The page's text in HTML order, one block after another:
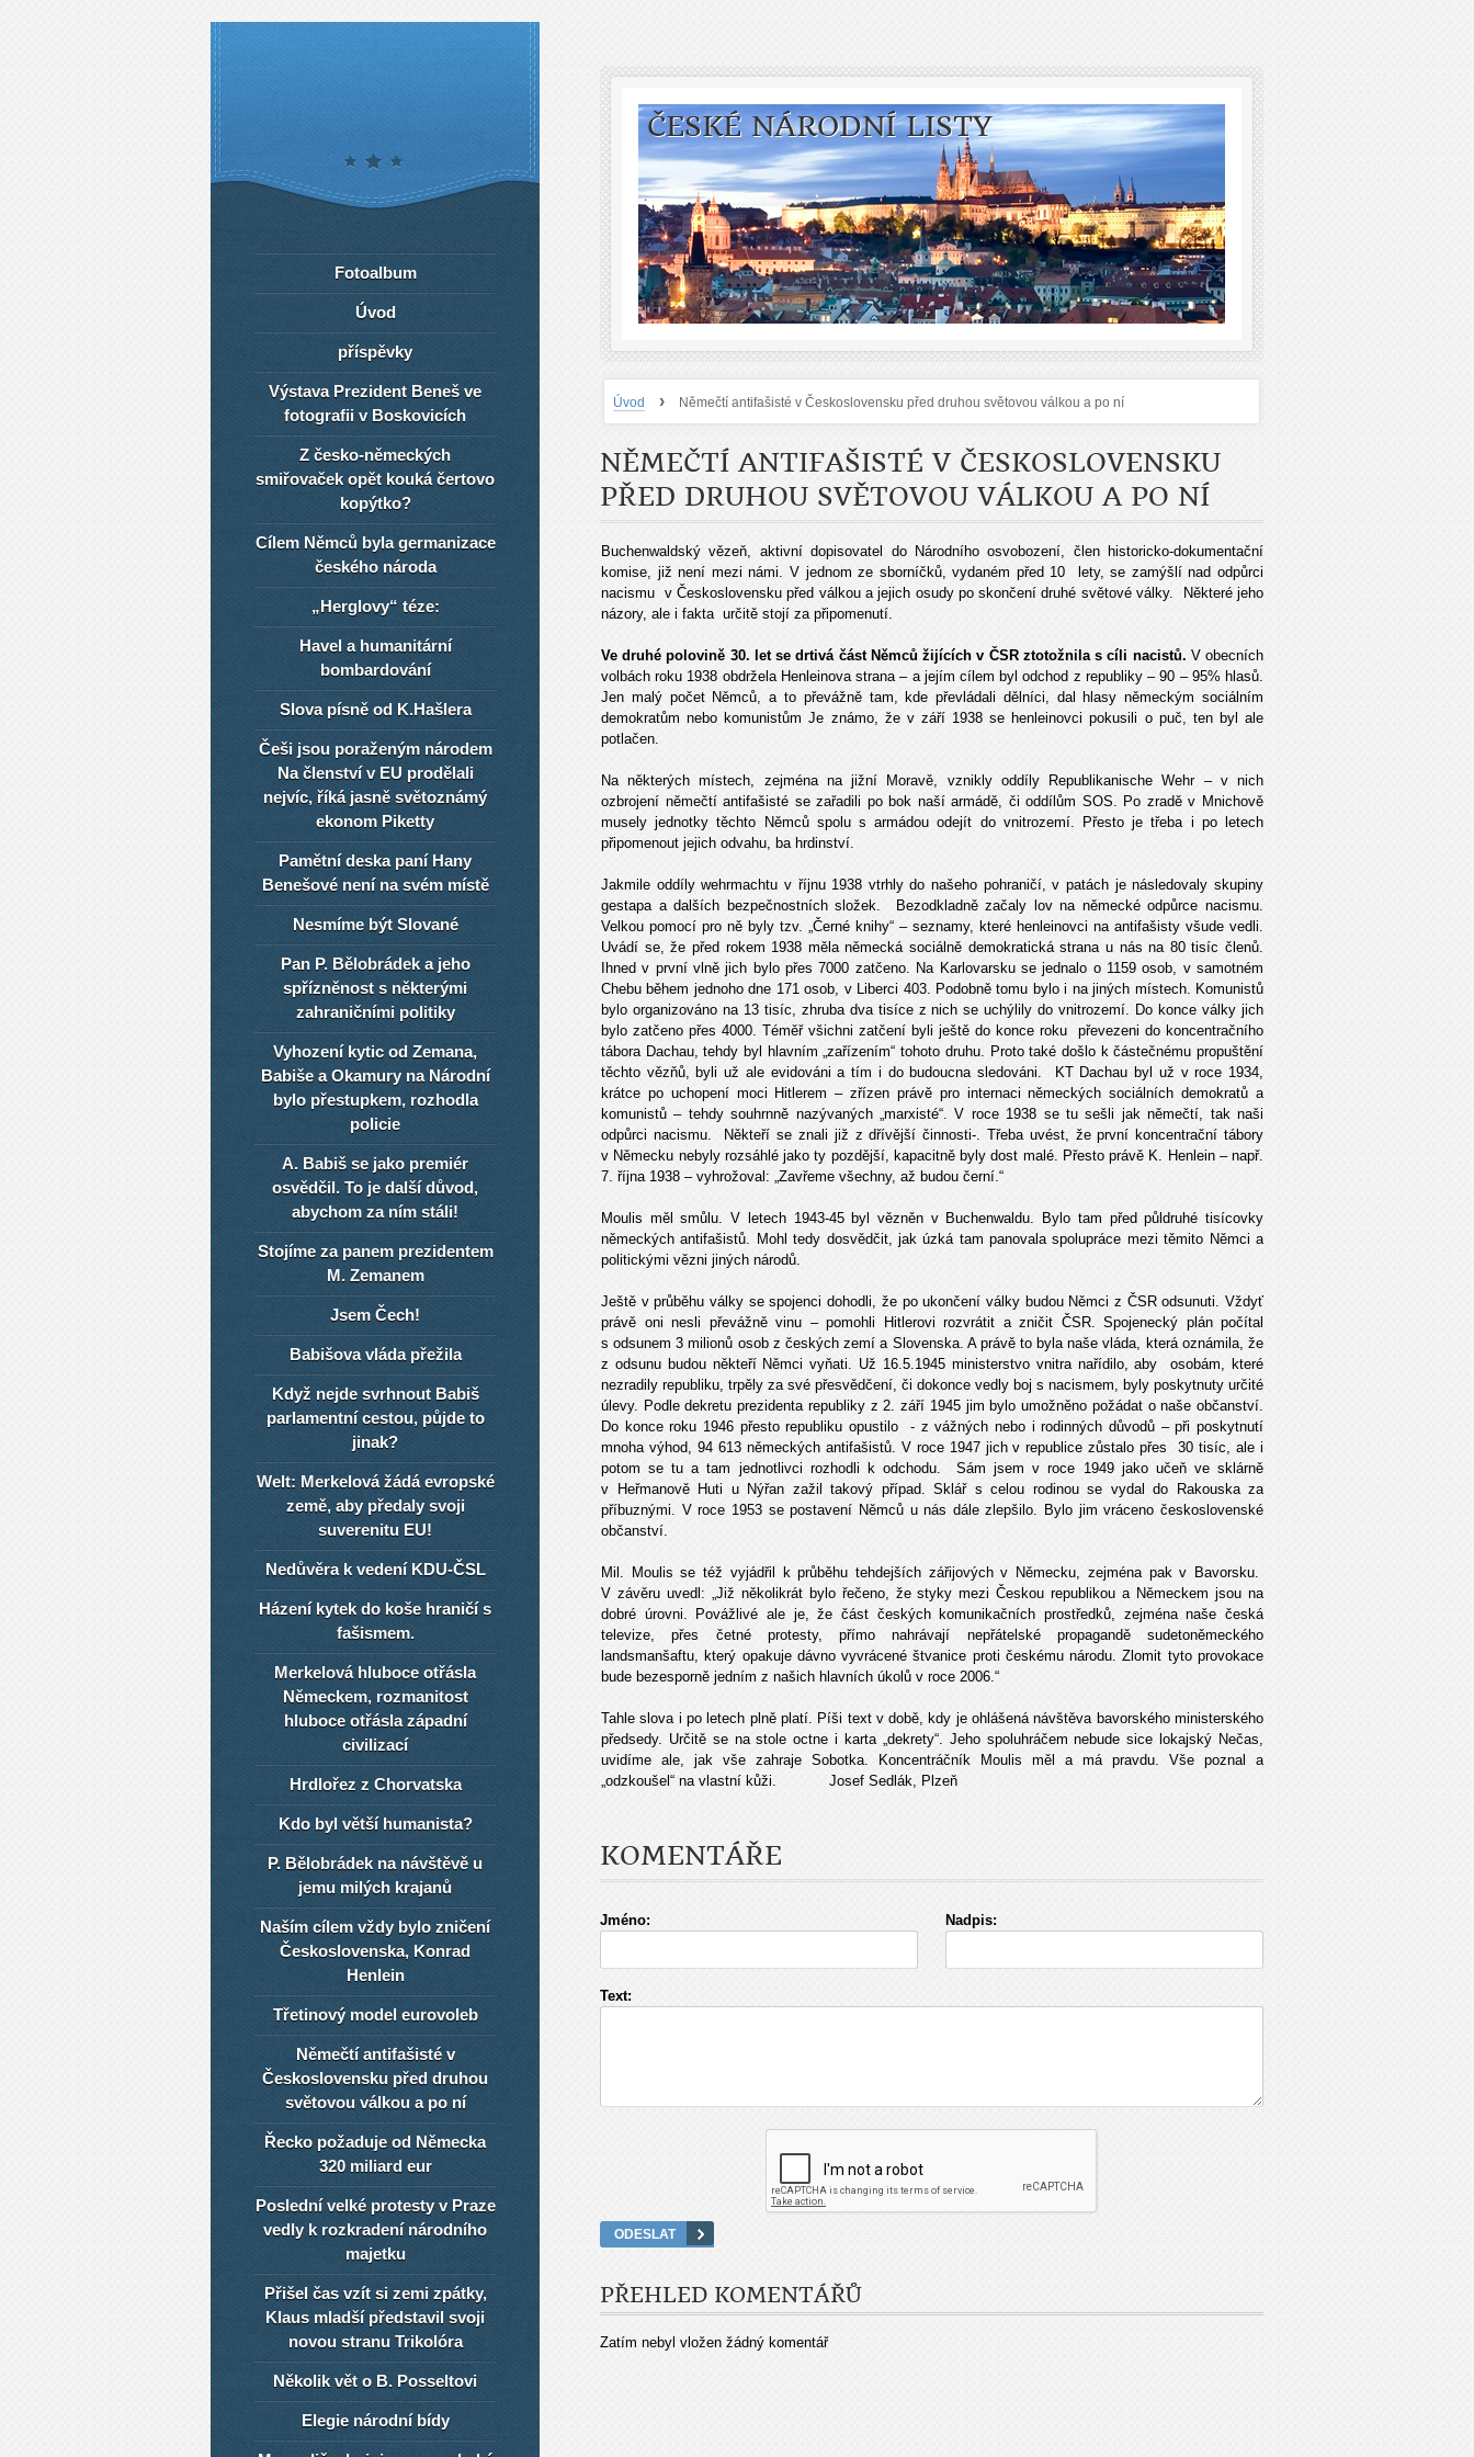
ČESKÉ NÁRODNÍ LISTY
Úvod › Němečtí antifašisté v Československu před druhou světovou válkou a po ní
NĚMEČTÍ ANTIFAŠISTÉ V ČESKOSLOVENSKU
PŘED DRUHOU SVĚTOVOU VÁLKOU A PO NÍ
Buchenwaldský vězeň, aktivní dopisovatel do Národního osvobození, člen historicko-dokumentační
komise, již není mezi námi. V jednom ze sborníčků, vydaném před 10 lety, se zamýšlí nad odpůrci
nacismu v Československu před válkou a jejich osudy po skončení druhé světové války. Některé jeho
názory, ale i fakta určitě stojí za připomenutí.
Ve druhé polovině 30. let se drtivá část Němců žijících v ČSR ztotožnila s cíli nacistů. V obecních
volbách roku 1938 obdržela Henleinova strana – a jejím cílem byl odchod z republiky – 90 – 95% hlasů.
Jen malý počet Němců, a to převážně tam, kde převládali dělníci, dal hlasy německým sociálním
demokratům nebo komunistům Je známo, že v září 1938 se henleinovci pokusili o puč, ten byl ale
potlačen.
Na některých místech, zejména na jižní Moravě, vznikly oddíly Republikanische Wehr – v nich
ozbrojení němečtí antifašisté se zařadili po bok naší armádě, či oddílům SOS. Po zradě v Mnichově
musely jednotky těchto Němců spolu s armádou odejít do vnitrozemí. Přesto je třeba i po letech
připomenout jejich odvahu, ba hrdinství.
Jakmile oddíly wehrmachtu v říjnu 1938 vtrhly do našeho pohraničí, v patách je následovaly skupiny
gestapa a dalších bezpečnostních složek. Bezodkladně začaly lov na německé odpůrce nacismu.
Velkou pomocí pro ně byly tzv. „Černé knihy“ – seznamy, které henleinovci na antifašisty všude vedli.
Uvádí se, že před rokem 1938 měla německá sociálně demokratická strana u nás na 80 tisíc členů.
Ihned v první vlně jich bylo přes 7000 zatčeno. Na Karlovarsku se jednalo o 1159 osob, v samotném
Chebu během jednoho dne 171 osob, v Liberci 403. Podobně tomu bylo i na jiných místech. Komunistů
bylo organizováno na 13 tisíc, zhruba dva tisíce z nich se uchýlily do vnitrozemí. Do konce války jich
bylo zatčeno přes 4000. Téměř všichni zatčení byli ještě do konce roku převezeni do koncentračního
tábora Dachau, tehdy byl hlavním „zařízením“ tohoto druhu. Proto také došlo k částečnému propuštění
těchto vězňů, byli už ale evidováni a tím i do budoucna sledováni. KT Dachau byl už v roce 1934,
krátce po uchopení moci Hitlerem – zřízen právě pro internaci německých sociálních demokratů a
komunistů – tehdy souhrnně nazývaných „marxisté“. V roce 1938 se tu sešli jak němečtí, tak naši
odpůrci nacismu. Někteří se znali již z dřívější činnosti-. Třeba uvést, že první koncentrační tábory
v Německu nebyly rozsáhlé jako ty pozdější, kapacitně byly dost malé. Přesto právě K. Henlein – např.
7. října 1938 – vyhrožoval: „Zavřeme všechny, až budou černí.“
Moulis měl smůlu. V letech 1943-45 byl vězněn v Buchenwaldu. Bylo tam před půldruhé tisícovky
německých antifašistů. Mohl tedy dosvědčit, jak úzká tam panovala spolupráce mezi těmito Němci a
politickými vězni jiných národů.
Ještě v průběhu války se spojenci dohodli, že po ukončení války budou Němci z ČSR odsunuti. Vždyť
právě oni nesli převážně vinu – pomohli Hitlerovi rozvrátit a zničit ČSR. Spojenecký plán počítal
s odsunem 3 milionů osob z českých zemí a Slovenska. A právě to byla naše vláda, která oznámila, že
z odsunu budou někteří Němci vyňati. Už 16.5.1945 ministerstvo vnitra nařídilo, aby osobám, které
nezradily republiku, trpěly za své přesvědčení, či dokonce vedly boj s nacismem, byly poskytnuty určité
úlevy. Podle dekretu prezidenta republiky z 2. září 1945 jim bylo umožněno požádat o naše občanství.
Do konce roku 1946 přesto republiku opustilo - z vážných nebo i rodinných důvodů – při poskytnutí
mnoha výhod, 94 613 německých antifašistů. V roce 1947 jich v republice zůstalo přes 30 tisíc, ale i
potom se tu a tam jednotlivci rozhodli k odchodu. Sám jsem v roce 1949 jako učeň ve sklárně
v Heřmanově Huti u Nýřan zažil takový případ. Sklář s celou rodinou se vydal do Rakouska za
příbuznými. V roce 1953 se postavení Němců u nás dále zlepšilo. Bylo jim vráceno československé
občanství.
Mil. Moulis se též vyjádřil k průběhu tehdejších zářijových v Německu, zejména pak v Bavorsku.
V závěru uvedl: „Již několikrát bylo řečeno, že styky mezi Českou republikou a Německem jsou na
dobré úrovni. Povážlivé ale je, že část českých komunikačních prostředků, zejména naše česká
televize, přes četné protesty, přímo nahrávají nepřátelské propagandě sudetoněmeckého
landsmanšaftu, který opakuje dávno vyvrácené štvanice proti českému národu. Zlomit tyto provokace
bude bezesporně jedním z našich hlavních úkolů v roce 2006.“
Tahle slova i po letech plně platí. Píši text v době, kdy je ohlášená návštěva bavorského ministerského
předsedy. Určitě se na stole octne i karta „dekrety“. Jeho spoluhráčem nebude sice lokajský Nečas,
uvidíme ale, jak vše zahraje Sobotka. Koncentráčník Moulis měl a má pravdu. Vše poznal a
„odzkoušel“ na vlastní kůži. Josef Sedlák, Plzeň
KOMENTÁŘE
Jméno: Nadpis:
Text:
PŘEHLED KOMENTÁŘŮ
Zatím nebyl vložen žádný komentář
Fotoalbum
Úvod
příspěvky
Výstava Prezident Beneš ve
fotografii v Boskovicích
Z česko-německých
smiřovaček opět kouká čertovo
kopýtko?
Cílem Němců byla germanizace
českého národa
„Herglovy“ téze:
Havel a humanitární
bombardování
Slova písně od K.Hašlera
Češi jsou poraženým národem
Na členství v EU prodělali
nejvíc, říká jasně světoznámý
ekonom Piketty
Pamětní deska paní Hany
Benešové není na svém místě
Nesmíme být Slované
Pan P. Bělobrádek a jeho
spřízněnost s některými
zahraničními politiky
Vyhození kytic od Zemana,
Babiše a Okamury na Národní
bylo přestupkem, rozhodla
policie
A. Babiš se jako premiér
osvědčil. To je další důvod,
abychom za ním stáli!
Stojíme za panem prezidentem
M. Zemanem
Jsem Čech!
Babišova vláda přežila
Když nejde svrhnout Babiš
parlamentní cestou, půjde to
jinak?
Welt: Merkelová žádá evropské
země, aby předaly svoji
suverenitu EU!
Nedůvěra k vedení KDU-ČSL
Házení kytek do koše hraničí s
fašismem.
Merkelová hluboce otřásla
Německem, rozmanitost
hluboce otřásla západní
civilizací
Hrdlořez z Chorvatska
Kdo byl větší humanista?
P. Bělobrádek na návštěvě u
jemu milých krajanů
Naším cílem vždy bylo zničení
Československa, Konrad
Henlein
Třetinový model eurovoleb
Němečtí antifašisté v
Československu před druhou
světovou válkou a po ní
Řecko požaduje od Německa
320 miliard eur
Poslední velké protesty v Praze
vedly k rozkradení národního
majetku
Přišel čas vzít si zemi zpátky,
Klaus mladší představil svoji
novou stranu Trikolóra
Několik vět o B. Posseltovi
Elegie národní bídy